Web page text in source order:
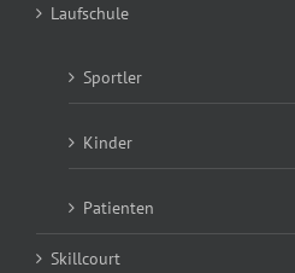
Laufschule
Sportler
Kinder
Patienten
Skillcourt